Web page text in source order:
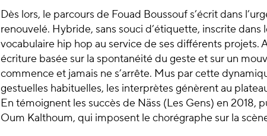
Dès lors, le parcours de Fouad Boussouf s’écrit dans
renouvelé. Hybride, sans souci d’étiquette, inscrite dans
vocabulaire hip hop au service de ses différents projets.
écriture basée sur la spontanéité du geste et sur un
commence et jamais ne s’arrête. Mus par cette
gestuelles habituelles, les interprètes génèrent au
En témoignent les succès de Näss (Les Gens) en 2018,
Oum Kalthoum, qui imposent le chorégraphe sur la